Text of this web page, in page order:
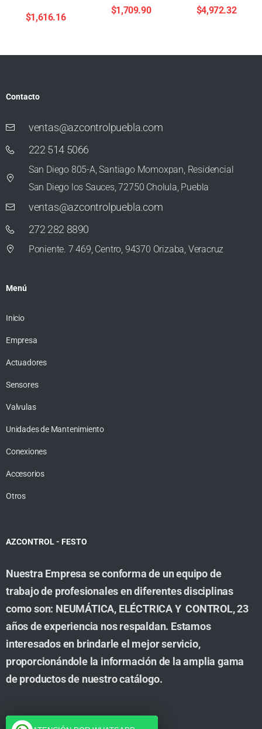
$1,616.16
$1,709.90 $4,972.32
Contacto
ventas@azcontrolpuebla.com
222 514 5066
San Diego 805-A, Santiago Momoxpan, Residencial
San Diego los Sauces, 72750 Cholula, Puebla
ventas@azcontrolpuebla.com
272 282 8890
Poniente. 7 469, Centro, 94370 Orizaba, Veracruz
Menú
Inicio
Empresa
Actuadores
Sensores
Valvulas
Unidades de Mantenimiento
Conexiones
Accesorios
Otros
AZCONTROL - FESTO
Nuestra Empresa se conforma de un equipo de
trabajo de profesionales en diferentes disciplinas
como son: NEUMÁTICA, ELÉCTRICA Y CONTROL, 23
años de experiencia nos respaldan. Estamos
interesados en brindarle el mejor servicio,
proporcionándole la información de la amplia gama
de productos de nuestro catálogo.